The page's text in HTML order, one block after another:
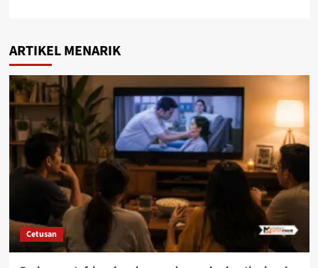
ARTIKEL MENARIK
Cetusan